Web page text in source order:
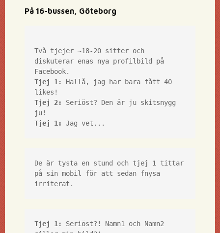
På 16-bussen, Göteborg
Två tjejer ~18-20 sitter och
diskuterar enas nya profilbild på
Tjej 1:
Hallå, jag har bara fått 40
Tjej 2:
Seriöst? Den är ju skitsnygg
Tjej 1:
Jag vet...
De är tysta en stund och tjej 1 tittar
på sin mobil för att sedan fnysa
irriterat.
Tjej 1:
Seriöst?! Namn1 och Namn2